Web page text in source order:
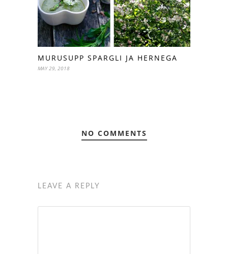
MURUSUPP SPARGLI JA HERNEGA
MAY 29, 2018
NO COMMENTS
LEAVE A REPLY